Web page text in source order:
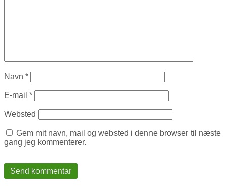
Navn *
E-mail *
Websted
Gem mit navn, mail og websted i denne browser til næste
gang jeg kommenterer.